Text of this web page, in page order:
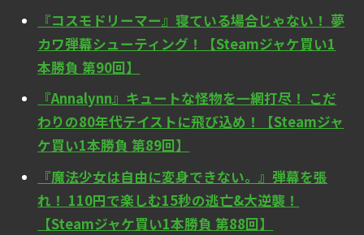
『コスモドリーマー』寝ている場合じゃない！ 夢
カワ弾幕シューティング！【Steamジャケ買い1
本勝負 第90回】
『Annalynn』キュートな怪物を一網打尽！ こだ
わりの80年代テイストに飛び込め！【Steamジャ
ケ買い1本勝負 第89回】
『魔法少女は自由に変身できない。』弾幕を張
れ！ 110円で楽しむ15秒の逃亡&大逆襲！
【Steamジャケ買い1本勝負 第88回】